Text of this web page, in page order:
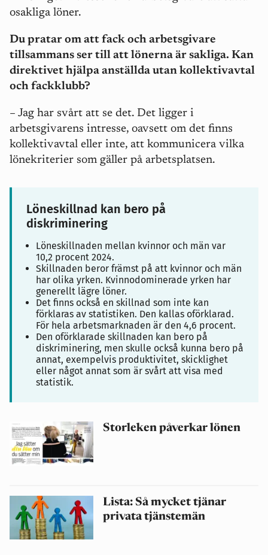
osakliga löner.
Du pratar om att fack och arbetsgivare
tillsammans ser till att lönerna är sakliga. Kan
direktivet hjälpa anställda utan kollektivavtal
och fackklubb?
– Jag har svårt att se det. Det ligger i
arbetsgivarens intresse, oavsett om det finns
kollektivavtal eller inte, att kommunicera vilka
lönekriterier som gäller på arbetsplatsen.
Löneskillnad kan bero på
diskriminering
Löneskillnaden mellan kvinnor och män var
10,2 procent 2024.
Skillnaden beror främst på att kvinnor och män
har olika yrken. Kvinnodominerade yrken har
generellt lägre löner.
Det finns också en skillnad som inte kan
förklaras av statistiken. Den kallas oförklarad.
För hela arbetsmarknaden är den 4,6 procent.
Den oförklarade skillnaden kan bero på
diskriminering, men skulle också kunna bero på
annat, exempelvis produktivitet, skicklighet
eller något annat som är svårt att visa med
statistik.
Storleken påverkar lönen
Lista: Så mycket tjänar
privata tjänstemän